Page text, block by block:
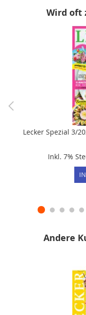
Wird oft
Inkl. 7%
Andere